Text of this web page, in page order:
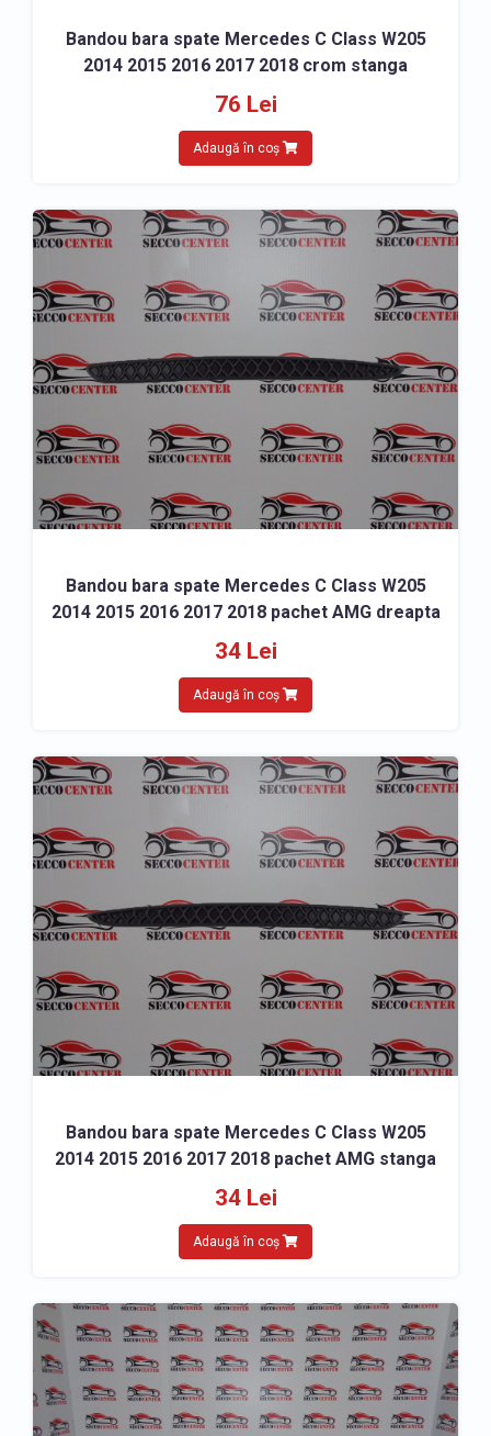
Bandou bara spate Mercedes C Class W205
2014 2015 2016 2017 2018 crom stanga
76 Lei
Adaugă în coș
Bandou bara spate Mercedes C Class W205
2014 2015 2016 2017 2018 pachet AMG dreapta
34 Lei
Adaugă în coș
Bandou bara spate Mercedes C Class W205
2014 2015 2016 2017 2018 pachet AMG stanga
34 Lei
Adaugă în coș